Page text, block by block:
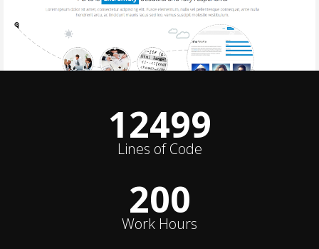
15000+
Lines of Code
240
Work Hours